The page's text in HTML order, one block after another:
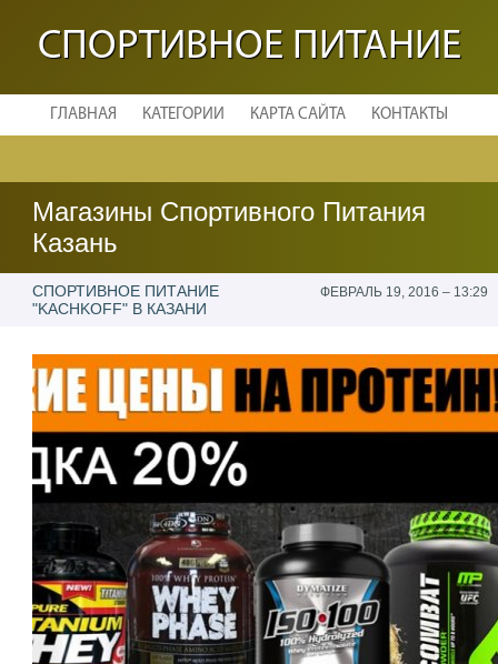
СПОРТИВНОЕ ПИТАНИЕ
ГЛАВНАЯ КАТЕГОРИИ КАРТА САЙТА КОНТАКТЫ
Магазины Спортивного Питания
Казань
СПОРТИВНОЕ ПИТАНИЕ
"KACHKOFF" В КАЗАНИ
ФЕВРАЛЬ 19, 2016 – 13:29